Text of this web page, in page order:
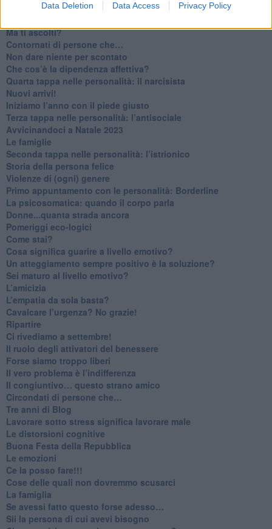
Data Deletion Data Access Privacy Policy
​Giornata del Fiocchetto Lilla
Ma ti ascolti?
Contornati di persone che…
Non dare niente per scontato
Che cos’è la dipendenza affettiva?
Quarta tappa nelle personalità: il narcisista
​Nuovi arrivi!
​Iniziamo l’anno con il piede giusto
​Terza tappa nelle personalità: l’antisociale
​Avvicinandoci a Natale 2023
Le famiglie
Seconda tappa nelle personalità: l’istrionico
​Storia della persona felice
Violenze di (ogni) genere
​Primo appuntamento con le personalità: Borderline
La psicosomatica: quando il corpo parla
Donne...quanta strada ancora
​Pomeriggi eco-logici
​Come stai?
Cosa significa guarire a livello emotivo?
​Un atteggiamento sempre positivo è la soluzione?
​Sei maturo al livello emotivo?
​L’amicizia
​L’empatia da sola basta?
​Cavalcare l’urgenza? No grazie!
Ripartire
​Ci rivediamo a settembre!
​Il ruolo degli attivatori del benessere
​Forse siamo troppo liberi
​Il vero problema è l’indifferenza
​Il congiuntivo… questo strano amico
​Circondati di persone che…
​Tre anni di Blog
​Lavorare sotto stress significa lavorare male
​Le distorsioni cognitive
​Buona Festa della Repubblica
Le emozioni
​Ce la posso fare!!!
​Cose delle quali non dovremmo scusarci
​La famiglia
​Se avessi fatto questo forse adesso…
​Sii la persona di cui avevi bisogno